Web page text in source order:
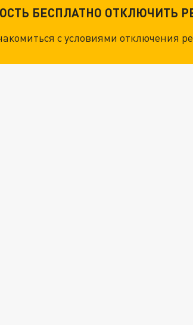
БЕСПЛАТНО ОТКЛЮЧИТЬ
с условиями отключения